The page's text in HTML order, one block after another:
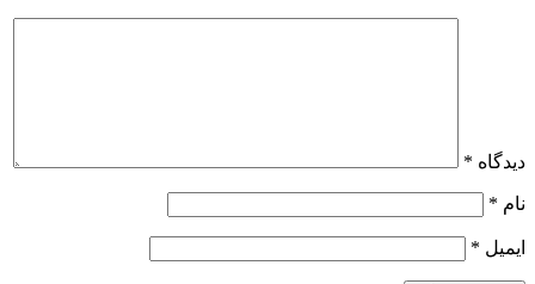
دیدگاه *
نام *
ایمیل *